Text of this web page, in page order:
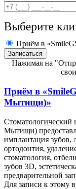
Выберите
Приём в
Нажимая на
Приём в
Мытищи)»
Мытищи)
имплантация зубов,
ортодонтия,
стоматология,
зубов 3D,
предварительной
Для записи к этому